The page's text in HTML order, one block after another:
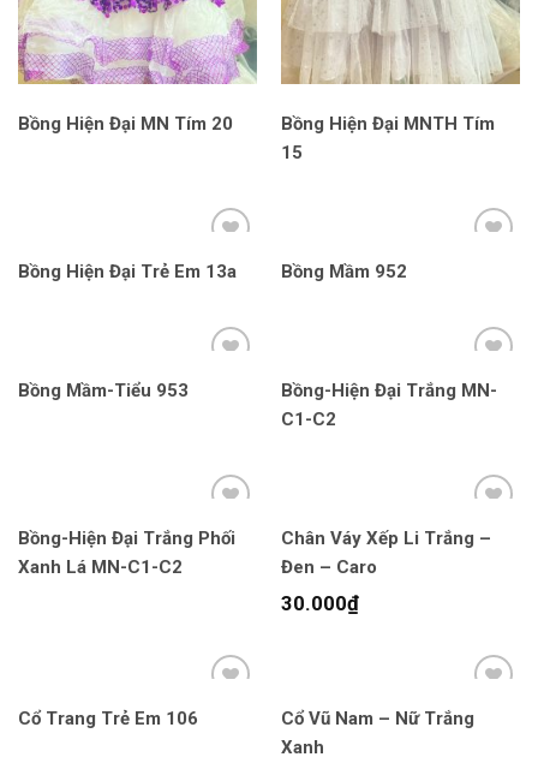
Bồng Hiện Đại MN Tím 20
Bồng Hiện Đại MNTH Tím
15
Bồng Hiện Đại Trẻ Em 13a Bồng Mầm 952
Bồng Mầm-Tiểu 953
Bồng-Hiện Đại Trắng MN-
C1-C2
Bồng-Hiện Đại Trắng Phối
Xanh Lá MN-C1-C2
Chân Váy Xếp Li Trắng –
Đen – Caro
30.000₫
Cổ Trang Trẻ Em 106
Cổ Vũ Nam – Nữ Trắng
Xanh